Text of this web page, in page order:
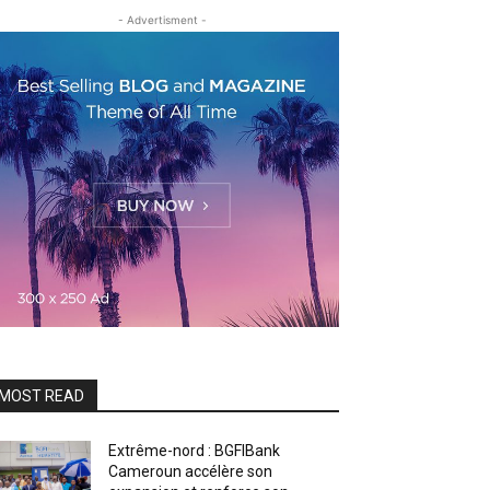
- Advertisment -
READ
Extrême-nord : BGFIBank
Cameroun accélère son